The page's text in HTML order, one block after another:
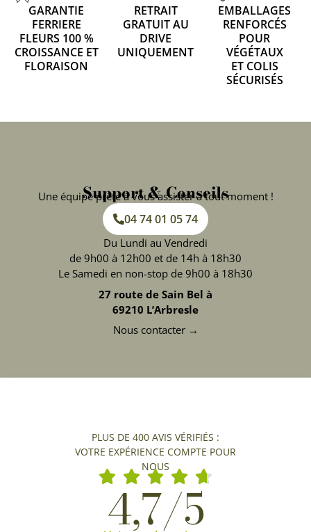
GARANTIE
FERRIERE
FLEURS 100 %
CROISSANCE ET
FLORAISON
RETRAIT
GRATUIT AU
DRIVE
UNIQUEMENT
EMBALLAGES
RENFORCÉS
POUR
VÉGÉTAUX
ET COLIS
SÉCURISÉS
Support & Conseils
Une équipe prête à vous assister à tout moment !
04 74 01 05 74
Du Lundi au Vendredi
de 9h00 à 12h00 et de 14h à 18h30
Le Samedi en non-stop de 9h00 à 18h30
27 route de Sain Bel à
69210 L’Arbresle
Nous contacter →
PLUS DE 400 AVIS VÉRIFIÉS :
VOTRE EXPÉRIENCE COMPTE POUR
NOUS
4,7/5